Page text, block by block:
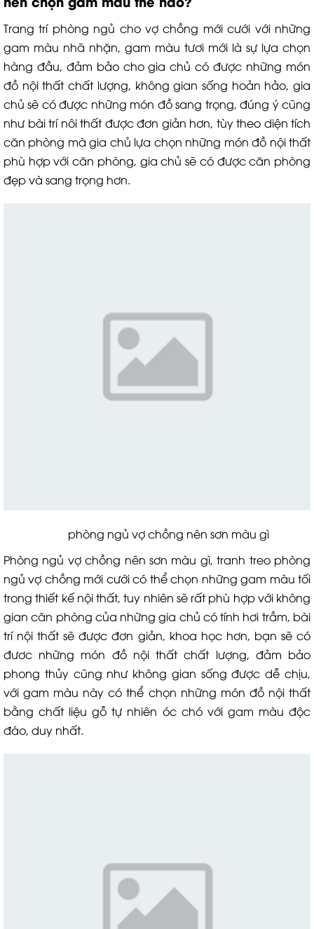
Trang trí phòng ngủ cho vợ chồng mới cưới với những
gam màu nhã nhặn, gam màu tươi mới là sự lựa chọn
hàng đầu, đảm bảo cho gia chủ có được những món
đồ nội thất chất lượng, không gian sống hoản hảo, gia
chủ sẽ có được những món đồ sang trọng, đúng ý cũng
như bài trí nôi thất được đơn giản hơn, tùy theo diện tích
căn phòng mà gia chủ lựa chọn những món đồ nội thất
phù hợp với căn phòng, gia chủ sẽ có được căn phòng
đẹp và sang trọng hơn.
phòng ngủ vợ chồng nên sơn màu gì
Phòng ngủ vợ chồng nên sơn màu gì, tranh treo phòng
ngủ vợ chồng mới cưới có thể chọn những gam màu tối
trong thiết kế nội thất, tuy nhiên sẽ rất phù hợp với không
gian căn phòng của những gia chủ có tính hơi trầm, bài
trí nội thất sẽ được đơn giản, khoa học hơn, bạn sẽ có
đươc những món đồ nội thất chất lượng, đảm bảo
phong thủy cũng như không gian sống được dễ chịu,
với gam màu này có thể chọn những món đồ nội thất
bằng chất liệu gỗ tự nhiên óc chó với gam màu độc
đáo, duy nhất.